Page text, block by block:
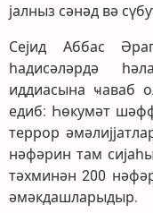
јалныз сәнәд вә
Сејид Аббас
һадисәләрдә
иддиасына ҹаваб
едиб: Һөкумәт
террор
нәфәрин там
тәхминән 200
әмәкдашларыдыр.